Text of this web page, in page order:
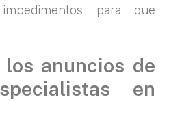
para que
los anuncios de
en